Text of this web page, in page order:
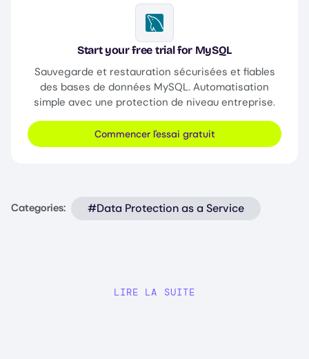
Image
Start your free trial for MySQL
Sauvegarde et restauration sécurisées et fiables
des bases de données MySQL. Automatisation
simple avec une protection de niveau entreprise.
Commencer l'essai gratuit
Categories: #Data Protection as a Service
LIRE LA SUITE